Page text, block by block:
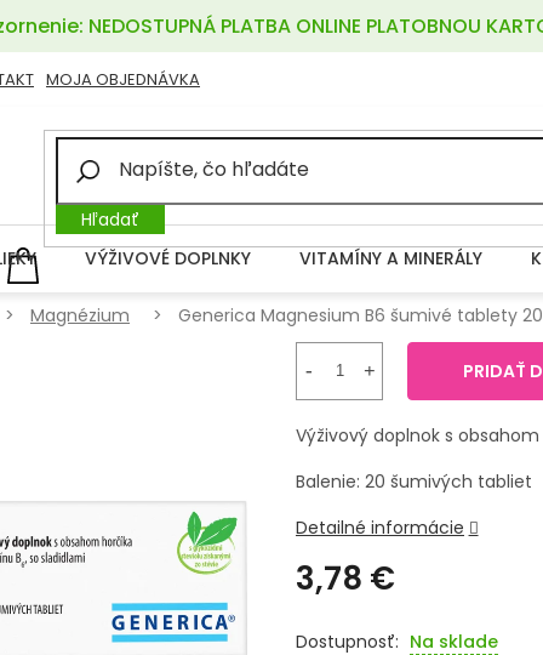
NEDOSTUPNÁ PLATBA ONLINE PLATOBNOU
MOJA OBJEDNÁVKA
Hľadať
NÁKUPNÝ
KOŠÍK
VÝŽIVOVÉ DOPLNKY VITAMÍNY A MINERÁLY
Magnézium Generica Magnesium B6 šumivé tablety
3,78 €
cena:
Na sklade
PRIDAŤ
Výživový doplnok s
Balenie: 20 šumivých tabliet
Detailné informácie